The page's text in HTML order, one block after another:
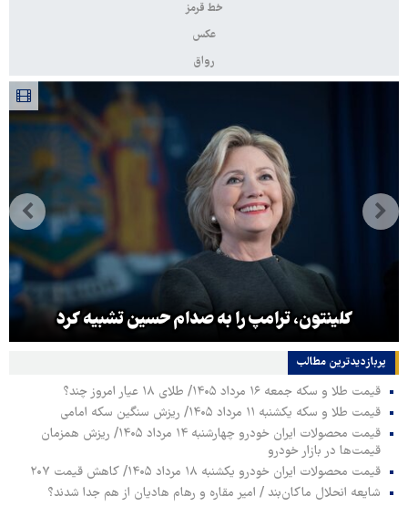
خط قرمز
عکس
رواق
کلینتون، ترامپ را به صدام حسین تشبیه کرد
پربازدیدترین‌ مطالب
قیمت طلا و سکه جمعه ۱۶ مرداد ۱۴۰۵/ طلای ۱۸ عیار امروز چند؟
قیمت طلا و سکه یکشنبه ۱۱ مرداد ۱۴۰۵/ ریزش سنگین سکه امامی
قیمت محصولات ایران خودرو چهارشنبه ۱۴ مرداد ۱۴۰۵/ ریزش همزمان
قیمت‌ها در بازار خودرو
قیمت محصولات ایران خودرو یکشنبه ۱۸ مرداد ۱۴۰۵/ کاهش قیمت ۲۰۷
شایعه انحلال ماکان‌بند / امیر مقاره و رهام هادیان از هم جدا شدند؟